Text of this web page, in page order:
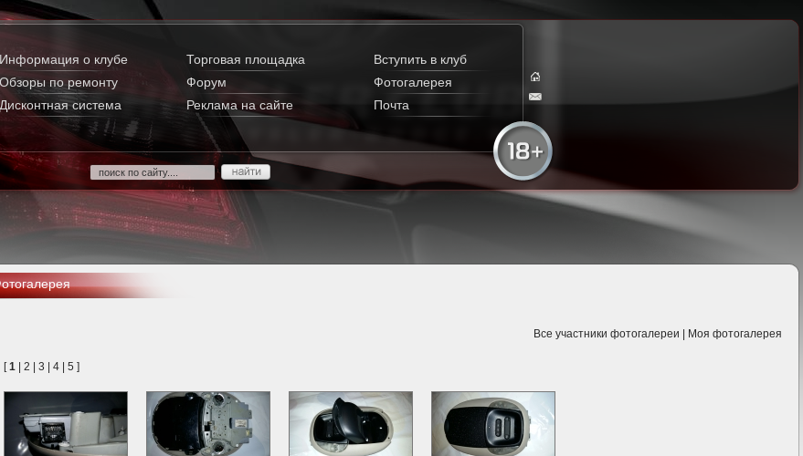
Информация о клубе Торговая площадка
Вступить в клуб
Обзоры по ремонту
Форум
Фотогалерея
Дисконтная система
Реклама на сайте Почта
Все участники фотогалереи Моя фотогалерея
[1 2 3 4 5 ]